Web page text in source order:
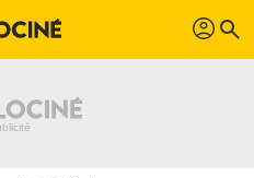
profil search